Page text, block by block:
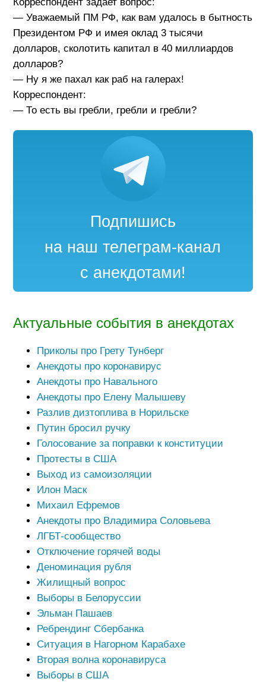
Корреспондент задает вопрос:
— Уважаемый ПМ РФ, как вам удалось в бытность
Президентом РФ и имея оклад 3 тысячи
долларов, сколотить капитал в 40 миллиардов
долларов?
— Ну я же пахал как раб на галерах!
Корреспондент:
— То есть вы гребли, гребли и гребли?
Подпишись
на наш телеграм-канал
с анекдотами!
Актуальные события в анекдотах
Приколы про Грету Тунберг
Анекдоты про коронавирус
Анекдоты про Навального
Анекдоты про Елену Малышеву
Разлив дизтоплива в Норильске
Путин бросил ручку
Голосование за поправки к конституции
Протесты в США
Выход из самоизоляции
Илон Маск
Михаил Ефремов
Анекдоты про Владимира Соловьева
ЛГБТ-сообщество
Отключение горячей воды
Деноминация рубля
Жилищный вопрос
Выборы в Белоруссии
Эльман Пашаев
Ребрендинг Сбербанка
Ситуация в Нагорном Карабахе
Вторая волна коронавируса
Выборы в США